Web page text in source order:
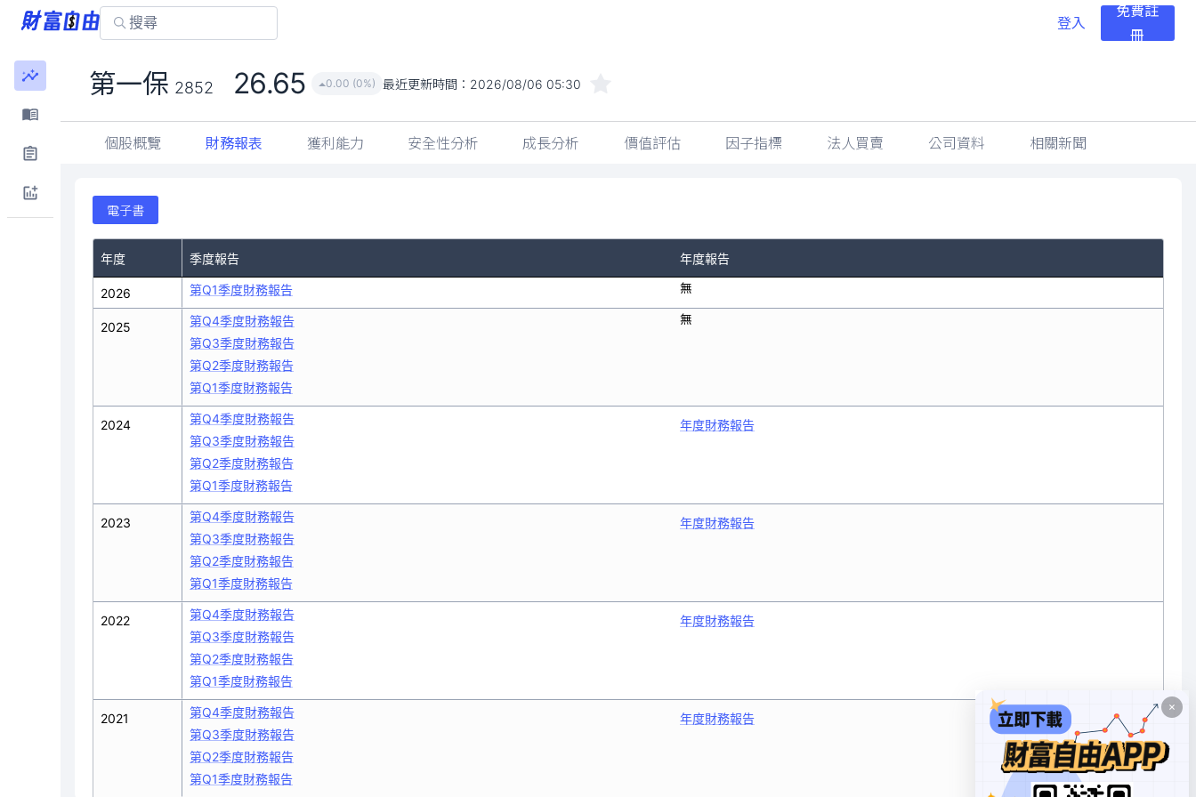
登入
免費註
冊
第一保 2852 26.65 0.00 (0%) 最近更新時間： 2026/08/06 05:30
個股概覽 財務報表 獲利能力 安全性分析 成長分析 價值評估 因子指標 法人買賣 公司資料 相關新聞
電子書
年度 季度報告 年度報告
2026
2025
2024
2023
2022
2021
第Q1季度財務報告 無
第Q4季度財務報告
第Q3季度財務報告
第Q2季度財務報告
第Q1季度財務報告
無
第Q4季度財務報告
第Q3季度財務報告
第Q2季度財務報告
第Q1季度財務報告
年度財務報告
第Q4季度財務報告
第Q3季度財務報告
第Q2季度財務報告
第Q1季度財務報告
年度財務報告
第Q4季度財務報告
第Q3季度財務報告
第Q2季度財務報告
第Q1季度財務報告
年度財務報告
第Q4季度財務報告
第Q3季度財務報告
第Q2季度財務報告
第Q1季度財務報告
年度財務報告